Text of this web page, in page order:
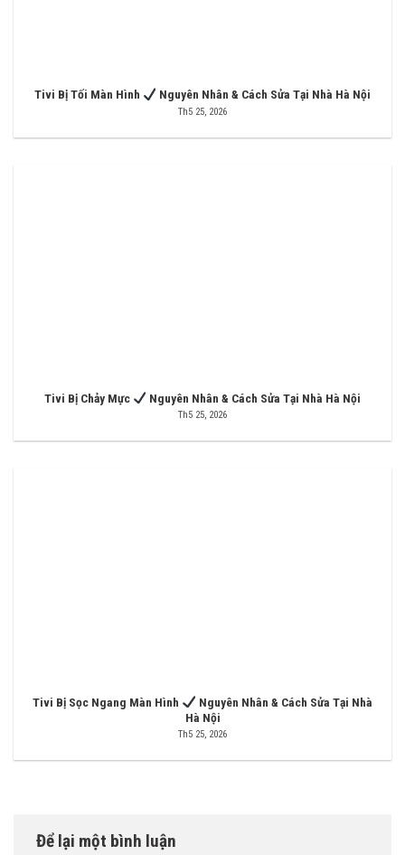
Tivi Bị Tối Màn Hình Nguyên Nhân & Cách Sửa Tại Nhà Hà Nội
Th5 25, 2026
Tivi Bị Chảy Mực Nguyên Nhân & Cách Sửa Tại Nhà Hà Nội
Th5 25, 2026
Tivi Bị Sọc Ngang Màn Hình
Nguyên Nhân & Cách Sửa Tại Nhà
Hà Nội
Th5 25, 2026
Để lại một bình luận